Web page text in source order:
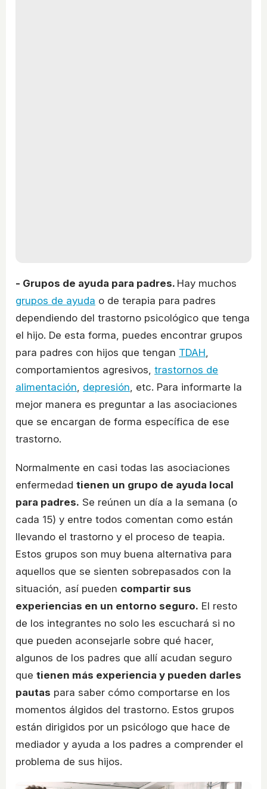
- Grupos de ayuda para padres. Hay muchos
grupos de ayuda o de terapia para padres
dependiendo del trastorno psicológico que tenga
el hijo. De esta forma, puedes encontrar grupos
para padres con hijos que tengan TDAH,
comportamientos agresivos, trastornos de
alimentación, depresión, etc. Para informarte la
mejor manera es preguntar a las asociaciones
que se encargan de forma específica de ese
trastorno.
Normalmente en casi todas las asociaciones
enfermedad tienen un grupo de ayuda local
para padres. Se reúnen un día a la semana (o
cada 15) y entre todos comentan como están
llevando el trastorno y el proceso de teapia.
Estos grupos son muy buena alternativa para
aquellos que se sienten sobrepasados con la
situación, así pueden compartir sus
experiencias en un entorno seguro. El resto
de los integrantes no solo les escuchará si no
que pueden aconsejarle sobre qué hacer,
algunos de los padres que allí acudan seguro
que tienen más experiencia y pueden darles
pautas para saber cómo comportarse en los
momentos álgidos del trastorno. Estos grupos
están dirigidos por un psicólogo que hace de
mediador y ayuda a los padres a comprender el
problema de sus hijos.